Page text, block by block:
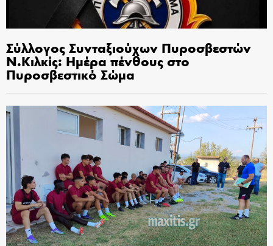
Σύλλογος Συνταξιούχων Πυροσβεστών
Ν.Κιλκίς: Ημέρα πένθους στο
Πυροσβεστικό Σώμα